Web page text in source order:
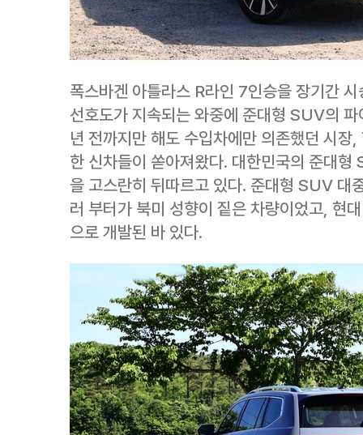
폭스바겐 아틀라스 R라인 7인승을 장기간
선호도가 지속되는 와중에 준대형 SUV의
년 전까지만 해도 수입차에만 의존했던 시장
한 신차들이 쏟아져왔다. 대한민국의 준대
을 고스란히 뒤따르고 있다. 준대형 SUV 대
러 부터가 북미 성향이 짙은 차량이었고, 현
으로 개발된 바 있다.